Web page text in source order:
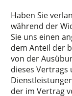
Haben Sie
während der
Sie uns einen
dem Anteil der
von der
dieses
der im Vertrag